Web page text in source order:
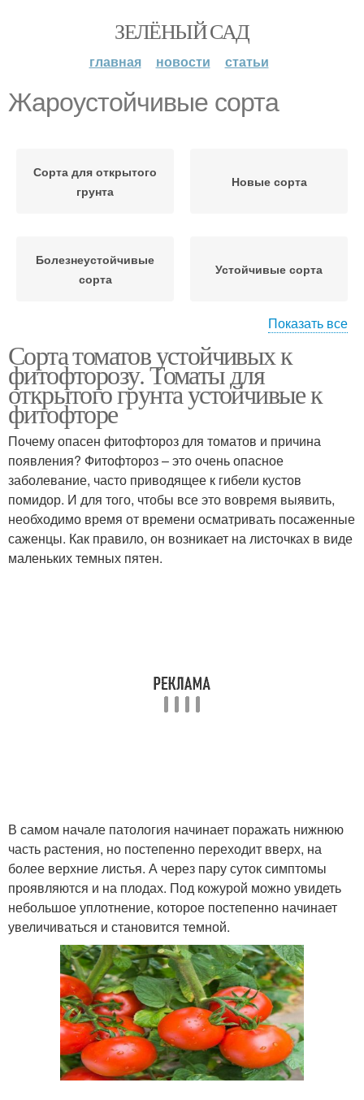
ЗЕЛЁНЫЙ САД
главная новости статьи
Жароустойчивые сорта
Сорта для открытого
грунта
Новые сорта
Болезнеустойчивые
сорта
Устойчивые сорта
Стойкие сорта
Показать все
Сорта томатов устойчивых к
фитофторозу. Томаты для
открытого грунта устойчивые к
фитофторе
Почему опасен фитофтороз для томатов и причина
появления? Фитофтороз – это очень опасное
заболевание, часто приводящее к гибели кустов
помидор. И для того, чтобы все это вовремя выявить,
необходимо время от времени осматривать посаженные
саженцы. Как правило, он возникает на листочках в виде
маленьких темных пятен.
В самом начале патология начинает поражать нижнюю
часть растения, но постепенно переходит вверх, на
более верхние листья. А через пару суток симптомы
проявляются и на плодах. Под кожурой можно увидеть
небольшое уплотнение, которое постепенно начинает
увеличиваться и становится темной.